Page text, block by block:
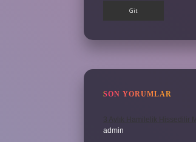
SON YORUMLAR
3 Aylık Hamilelik Hissedilir Mi
admin